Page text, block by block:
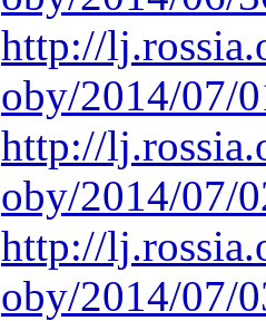
http://
oby/2014/07/
http://
oby/2014/07/
http://
oby/2014/07/